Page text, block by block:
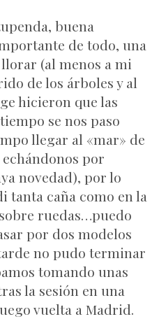
buena
de todo, una
(al menos a mi
de los árboles y al
hicieron que las
se nos paso
llegar al «mar» de
por
novedad), por lo
tanta caña como en la
ruedas…puedo
por dos modelos
no pudo terminar
tomando unas
la sesión en una
vuelta a Madrid.